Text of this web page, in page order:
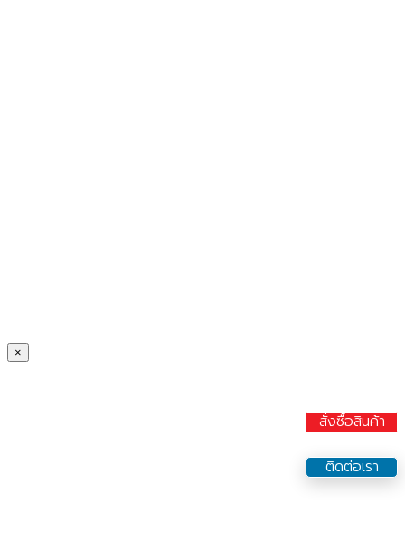
สั่งซื้อสินค้า
×
ติดต่อเรา